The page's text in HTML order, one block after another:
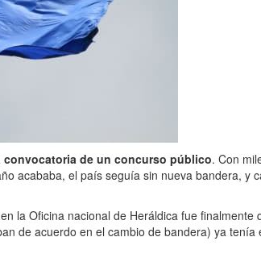
convocatoria de un concurso público. Con
acababa, el país seguía sin nueva bandera, y
la Oficina nacional de Heráldica fue
de acuerdo en el cambio de bandera) ya